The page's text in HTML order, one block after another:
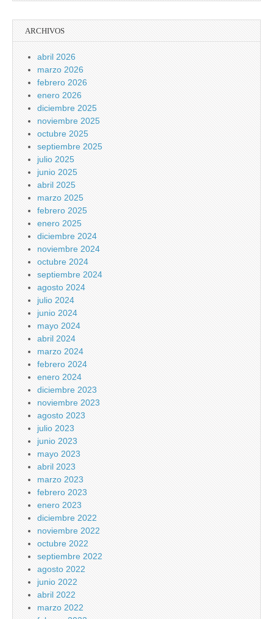
ARCHIVOS
abril 2026
marzo 2026
febrero 2026
enero 2026
diciembre 2025
noviembre 2025
octubre 2025
septiembre 2025
julio 2025
junio 2025
abril 2025
marzo 2025
febrero 2025
enero 2025
diciembre 2024
noviembre 2024
octubre 2024
septiembre 2024
agosto 2024
julio 2024
junio 2024
mayo 2024
abril 2024
marzo 2024
febrero 2024
enero 2024
diciembre 2023
noviembre 2023
agosto 2023
julio 2023
junio 2023
mayo 2023
abril 2023
marzo 2023
febrero 2023
enero 2023
diciembre 2022
noviembre 2022
octubre 2022
septiembre 2022
agosto 2022
junio 2022
abril 2022
marzo 2022